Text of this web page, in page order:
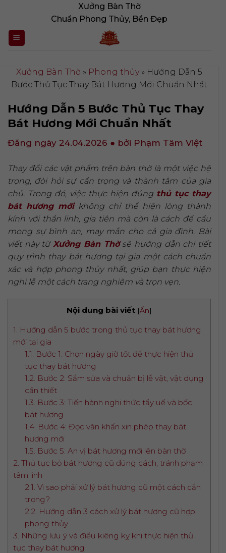
nội
dung
Xưởng Bàn Thờ
Chuẩn Phong Thủy, Bền Đẹp
Xưởng Bàn Thờ » Phong thủy » Hướng Dẫn 5
Bước Thủ Tục Thay Bát Hương Mới Chuẩn Nhất
Hướng Dẫn 5 Bước Thủ Tục Thay
Bát Hương Mới Chuẩn Nhất
Đăng ngày 24.04.2026 ● bởi Phạm Tâm Việt
Thay đổi các vật phẩm trên bàn thờ là một việc hệ
trọng, đòi hỏi sự cẩn trọng và thành tâm của gia
chủ. Trong đó, việc thực hiện đúng thủ tục thay
bát hương mớikhông chỉ thể hiện lòng thành
kính với thần linh, gia tiên mà còn là cách để cầu
mong sự bình an, may mắn cho cả gia đình. Bài
viết này từXưởng Bàn Thờsẽ hướng dẫn chi tiết
quy trình thay bát hương tại gia một cách chuẩn
xác và hợp phong thủy nhất, giúp bạn thực hiện
nghi lễ một cách trang nghiêm và trọn vẹn.
Nội dung bài viết [Ẩn]
1. Hướng dẫn 5 bước trong thủ tục thay bát hương
mới tại gia
1.1. Bước 1: Chọn ngày giờ tốt để thực hiện thủ
tục thay bát hương
1.2. Bước 2: Sắm sửa và chuẩn bị lễ vật, vật dụng
cần thiết
1.3. Bước 3: Tiến hành nghi thức tẩy uế và bốc
bát hương
1.4. Bước 4: Đọc văn khấn xin phép thay bát
hương mới
1.5. Bước 5: An vị bát hương mới lên bàn thờ
2. Thủ tục bỏ bát hương cũ đúng cách, tránh phạm
tâm linh
2.1. Vì sao phải xử lý bát hương cũ một cách cẩn
trọng?
2.2. Hướng dẫn 3 cách xử lý bát hương cũ hợp
phong thủy
3. Những lưu ý và điều kiêng kỵ khi thực hiện thủ
tục thay bát hương